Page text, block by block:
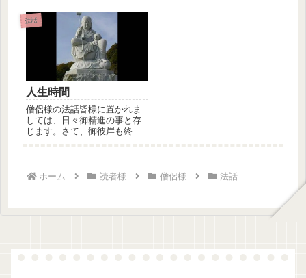
まる時期...
法話
人生時間
僧侶様の法話皆様に置かれま
しては、日々御精進の事と存
じます。さて、御彼岸も終り
ホーム 読者様 僧侶様 法話